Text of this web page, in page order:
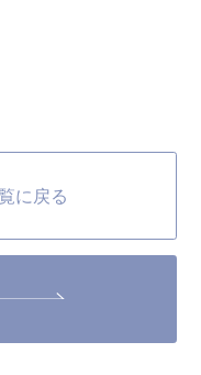
に戻る